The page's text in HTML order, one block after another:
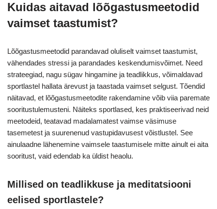
Kuidas aitavad lõõgastusmeetodid
vaimset taastumist?
Lõõgastusmeetodid parandavad oluliselt vaimset taastumist,
vähendades stressi ja parandades keskendumisvõimet. Need
strateegiad, nagu sügav hingamine ja teadlikkus, võimaldavad
sportlastel hallata ärevust ja taastada vaimset selgust. Tõendid
näitavad, et lõõgastusmeetodite rakendamine võib viia paremate
sooritustulemusteni. Näiteks sportlased, kes praktiseerivad neid
meetodeid, teatavad madalamatest vaimse väsimuse
tasemetest ja suurenenud vastupidavusest võistlustel. See
ainulaadne lähenemine vaimsele taastumisele mitte ainult ei aita
sooritust, vaid edendab ka üldist heaolu.
Millised on teadlikkuse ja meditatsiooni
eelised sportlastele?